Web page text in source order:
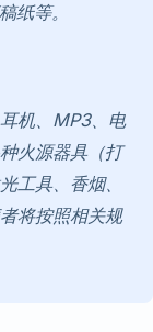
纸等。
机、MP3、电
火源器具（打
工具、香烟、
将按照相关规